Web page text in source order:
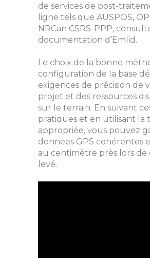
de services de post-
ligne tels que AUSPOS,
NRCan CSRS-PPP,
documentation d’Emlid.
Le choix de la bonne
configuration de la base
exigences de précision de
projet et des ressources
sur le terrain. En suivant
pratiques et en utilisant la
appropriée, vous pouvez
données GPS cohérentes
au centimètre près lors de
levé.